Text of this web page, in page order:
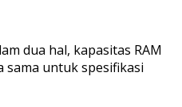
dua hal, kapasitas RAM
sama untuk spesifikasi